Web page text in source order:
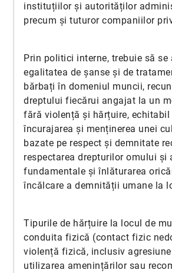
instituțiilor și autorităților
precum și tuturor companiilor
Prin politici interne, trebuie să se
egalitatea de șanse și de
bărbați în domeniul muncii,
dreptului fiecărui angajat la un
fără violență și hărțuire, echitabil
încurajarea și menținerea unei
bazate pe respect și demnitate
respectarea drepturilor omului și
fundamentale și înlăturarea
încălcare a demnității umane la
Tipurile de hărțuire la locul de
conduita fizică (contact fizic
violență fizică, inclusiv
utilizarea amenințărilor sau